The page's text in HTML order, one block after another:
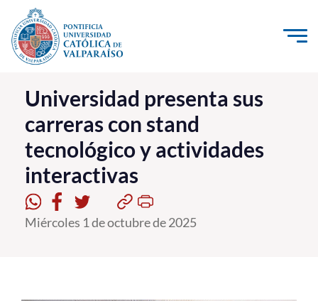
Click acá para ir directamente al contenido
La Universidad
Investigación, Creación e Innovación
PUCV Internacional
Vinculación con el Medio
Admisión
Universidad presenta sus
carreras con stand
tecnológico y actividades
interactivas
Miércoles 1 de octubre de 2025